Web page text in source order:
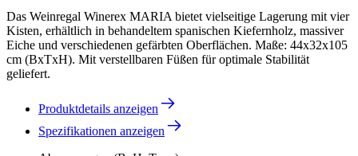
Das Weinregal Winerex MARIA bietet vielseitige Lagerung mit vier
Kisten, erhältlich in behandeltem spanischen Kiefernholz, massiver
Eiche und verschiedenen gefärbten Oberflächen. Maße: 44x32x105
cm (BxTxH). Mit verstellbaren Füßen für optimale Stabilität
geliefert.
Produktdetails anzeigen
Spezifikationen anzeigen